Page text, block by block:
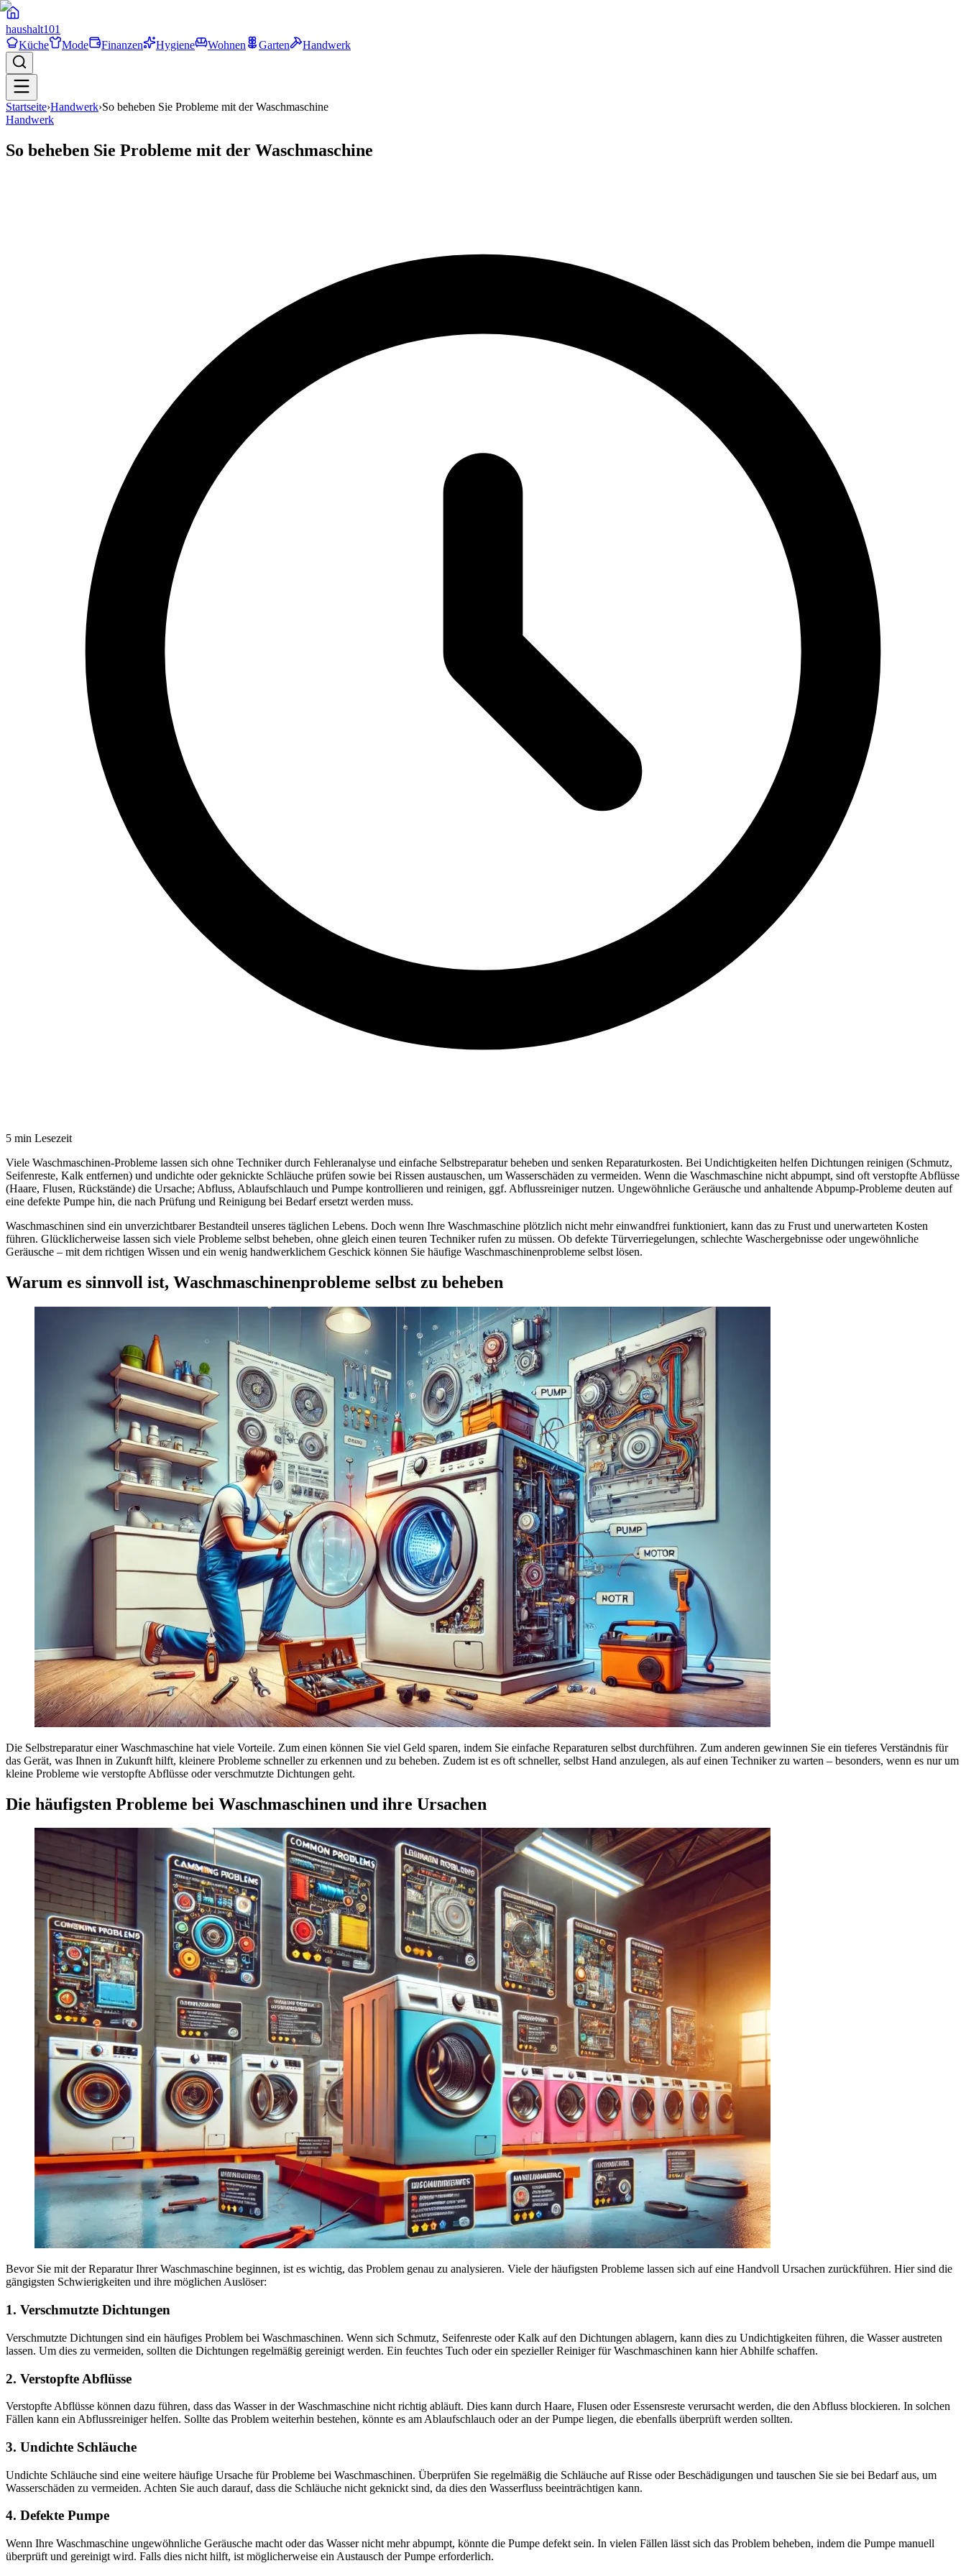
haushalt101
Küche
Mode Finanzen Hygiene Wohnen Garten Handwerk
Startseite›Handwerk›So beheben Sie Probleme mit der Waschmaschine
Handwerk
So beheben Sie Probleme mit der Waschmaschine
5 min Lesezeit
Viele Waschmaschinen-Probleme lassen sich ohne Techniker durch Fehleranalyse und einfache Selbstreparatur beheben und senken Reparaturkosten. Bei Undichtigkeiten helfen Dichtungen reinigen (Schmutz,
Seifenreste, Kalk entfernen) und undichte oder geknickte Schläuche prüfen sowie bei Rissen austauschen, um Wasserschäden zu vermeiden. Wenn die Waschmaschine nicht abpumpt, sind oft verstopfte Abflüsse
(Haare, Flusen, Rückstände) die Ursache; Abfluss, Ablaufschlauch und Pumpe kontrollieren und reinigen, ggf. Abflussreiniger nutzen. Ungewöhnliche Geräusche und anhaltende Abpump-Probleme deuten auf
eine defekte Pumpe hin, die nach Prüfung und Reinigung bei Bedarf ersetzt werden muss.
Waschmaschinen sind ein unverzichtbarer Bestandteil unseres täglichen Lebens. Doch wenn Ihre Waschmaschine plötzlich nicht mehr einwandfrei funktioniert, kann das zu Frust und unerwarteten Kosten
führen. Glücklicherweise lassen sich viele Probleme selbst beheben, ohne gleich einen teuren Techniker rufen zu müssen. Ob defekte Türverriegelungen, schlechte Waschergebnisse oder ungewöhnliche
Geräusche – mit dem richtigen Wissen und ein wenig handwerklichem Geschick können Sie häufige Waschmaschinenprobleme selbst lösen.
Warum es sinnvoll ist, Waschmaschinenprobleme selbst zu beheben
Die Selbstreparatur einer Waschmaschine hat viele Vorteile. Zum einen können Sie viel Geld sparen, indem Sie einfache Reparaturen selbst durchführen. Zum anderen gewinnen Sie ein tieferes Verständnis für
das Gerät, was Ihnen in Zukunft hilft, kleinere Probleme schneller zu erkennen und zu beheben. Zudem ist es oft schneller, selbst Hand anzulegen, als auf einen Techniker zu warten – besonders, wenn es nur um
kleine Probleme wie verstopfte Abflüsse oder verschmutzte Dichtungen geht.
Die häufigsten Probleme bei Waschmaschinen und ihre Ursachen
Bevor Sie mit der Reparatur Ihrer Waschmaschine beginnen, ist es wichtig, das Problem genau zu analysieren. Viele der häufigsten Probleme lassen sich auf eine Handvoll Ursachen zurückführen. Hier sind die
gängigsten Schwierigkeiten und ihre möglichen Auslöser:
1. Verschmutzte Dichtungen
Verschmutzte Dichtungen sind ein häufiges Problem bei Waschmaschinen. Wenn sich Schmutz, Seifenreste oder Kalk auf den Dichtungen ablagern, kann dies zu Undichtigkeiten führen, die Wasser austreten
lassen. Um dies zu vermeiden, sollten die Dichtungen regelmäßig gereinigt werden. Ein feuchtes Tuch oder ein spezieller Reiniger für Waschmaschinen kann hier Abhilfe schaffen.
2. Verstopfte Abflüsse
Verstopfte Abflüsse können dazu führen, dass das Wasser in der Waschmaschine nicht richtig abläuft. Dies kann durch Haare, Flusen oder Essensreste verursacht werden, die den Abfluss blockieren. In solchen
Fällen kann ein Abflussreiniger helfen. Sollte das Problem weiterhin bestehen, könnte es am Ablaufschlauch oder an der Pumpe liegen, die ebenfalls überprüft werden sollten.
3. Undichte Schläuche
Undichte Schläuche sind eine weitere häufige Ursache für Probleme bei Waschmaschinen. Überprüfen Sie regelmäßig die Schläuche auf Risse oder Beschädigungen und tauschen Sie sie bei Bedarf aus, um
Wasserschäden zu vermeiden. Achten Sie auch darauf, dass die Schläuche nicht geknickt sind, da dies den Wasserfluss beeinträchtigen kann.
4. Defekte Pumpe
Wenn Ihre Waschmaschine ungewöhnliche Geräusche macht oder das Wasser nicht mehr abpumpt, könnte die Pumpe defekt sein. In vielen Fällen lässt sich das Problem beheben, indem die Pumpe manuell
überprüft und gereinigt wird. Falls dies nicht hilft, ist möglicherweise ein Austausch der Pumpe erforderlich.